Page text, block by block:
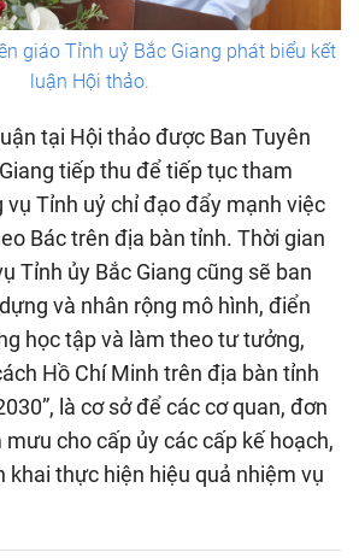
giáo Tỉnh uỷ Bắc Giang phát biểu kết
luận Hội thảo.
tại Hội thảo được Ban Tuyên
tiếp thu để tiếp tục tham
vụ Tỉnh uỷ chỉ đạo đẩy mạnh việc
Bác trên địa bàn tỉnh. Thời gian
Tỉnh ủy Bắc Giang cũng sẽ ban
và nhân rộng mô hình, điển
học tập và làm theo tư tưởng,
Hồ Chí Minh trên địa bàn tỉnh
là cơ sở để các cơ quan, đơn
cho cấp ủy các cấp kế hoạch,
khai thực hiện hiệu quả nhiệm vụ